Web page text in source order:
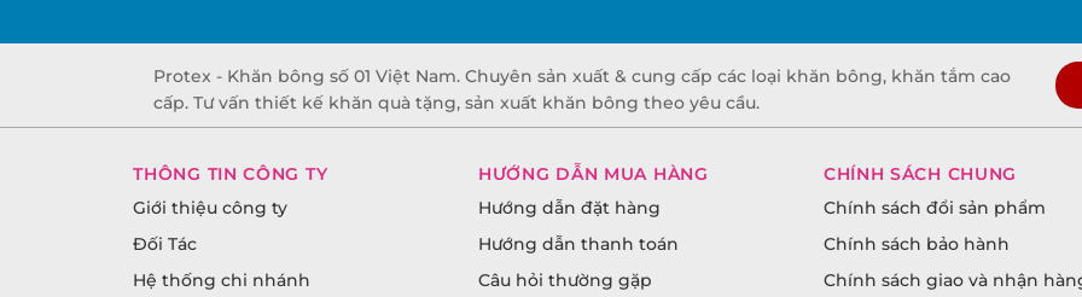
Protex - Khăn bông số 01 Việt Nam. Chuyên sản xuất & cung cấp các loại khăn bông, khăn tắm cao
cấp. Tư vấn thiết kế khăn quà tặng, sản xuất khăn bông theo yêu cầu.
THÔNG TIN CÔNG TY
Giới thiệu công ty
Đối Tác
Hệ thống chi nhánh
HƯỚNG DẪN MUA HÀNG
Hướng dẫn đặt hàng
Hướng dẫn thanh toán
Câu hỏi thường gặp
CHÍNH SÁCH CHUNG
Chính sách đổi sản phẩm
Chính sách bảo hành
Chính sách giao và nhận